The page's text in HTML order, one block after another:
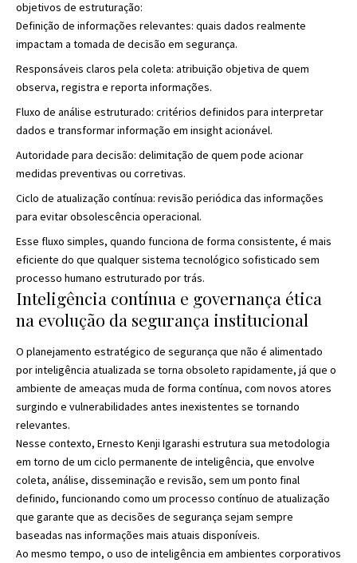
objetivos de estruturação:
Definição de informações relevantes: quais dados realmente
impactam a tomada de decisão em segurança.
Responsáveis claros pela coleta: atribuição objetiva de quem
observa, registra e reporta informações.
Fluxo de análise estruturado: critérios definidos para interpretar
dados e transformar informação em insight acionável.
Autoridade para decisão: delimitação de quem pode acionar
medidas preventivas ou corretivas.
Ciclo de atualização contínua: revisão periódica das informações
para evitar obsolescência operacional.
Esse fluxo simples, quando funciona de forma consistente, é mais
eficiente do que qualquer sistema tecnológico sofisticado sem
processo humano estruturado por trás.
Inteligência contínua e governança ética
na evolução da segurança institucional
O planejamento estratégico de segurança que não é alimentado
por inteligência atualizada se torna obsoleto rapidamente, já que o
ambiente de ameaças muda de forma contínua, com novos atores
surgindo e vulnerabilidades antes inexistentes se tornando
relevantes.
Nesse contexto, Ernesto Kenji Igarashi estrutura sua metodologia
em torno de um ciclo permanente de inteligência, que envolve
coleta, análise, disseminação e revisão, sem um ponto final
definido, funcionando como um processo contínuo de atualização
que garante que as decisões de segurança sejam sempre
baseadas nas informações mais atuais disponíveis.
Ao mesmo tempo, o uso de inteligência em ambientes corporativos